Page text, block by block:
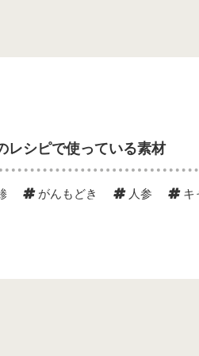
レシピで使っている素材
がんもどき 人参 キ